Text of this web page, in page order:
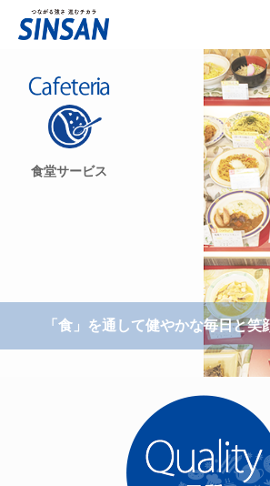
食堂サービス
「食」を通して健やかな毎日と笑